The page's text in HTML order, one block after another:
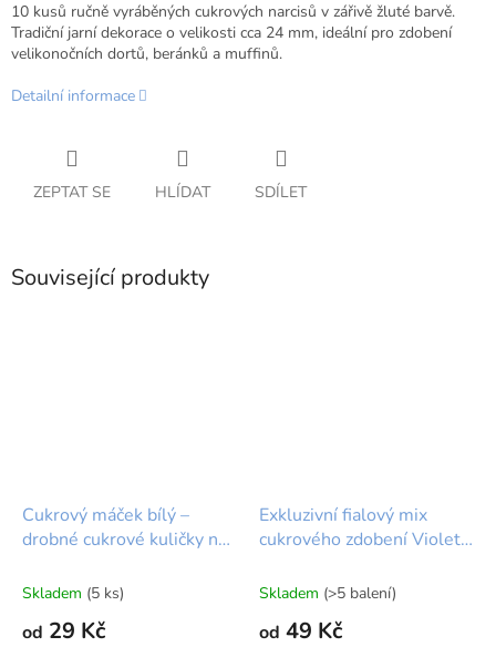
10 kusů ručně vyráběných cukrových narcisů v zářivě žluté barvě.
Tradiční jarní dekorace o velikosti cca 24 mm, ideální pro zdobení
velikonočních dortů, beránků a muffinů.
Detailní informace
ZEPTAT SE HLÍDAT SDÍLET
Související produkty
Cukrový máček bílý –
drobné cukrové kuličky na
Skladem (5 ks)
od 29 Kč
Exkluzivní fialový mix
cukrového zdobení Violet
Skladem (>5 balení)
od 49 Kč